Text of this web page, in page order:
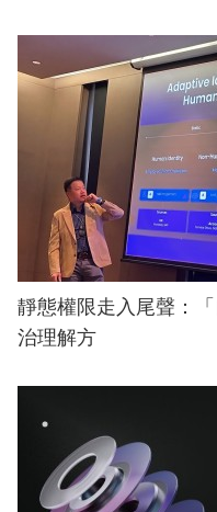
靜態權限走入尾聲：
治理解方